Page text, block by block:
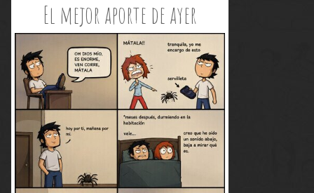
El mejor aporte de ayer